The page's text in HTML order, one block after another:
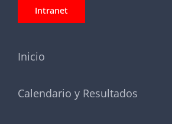
Intranet
Inicio
Calendario y Resultados